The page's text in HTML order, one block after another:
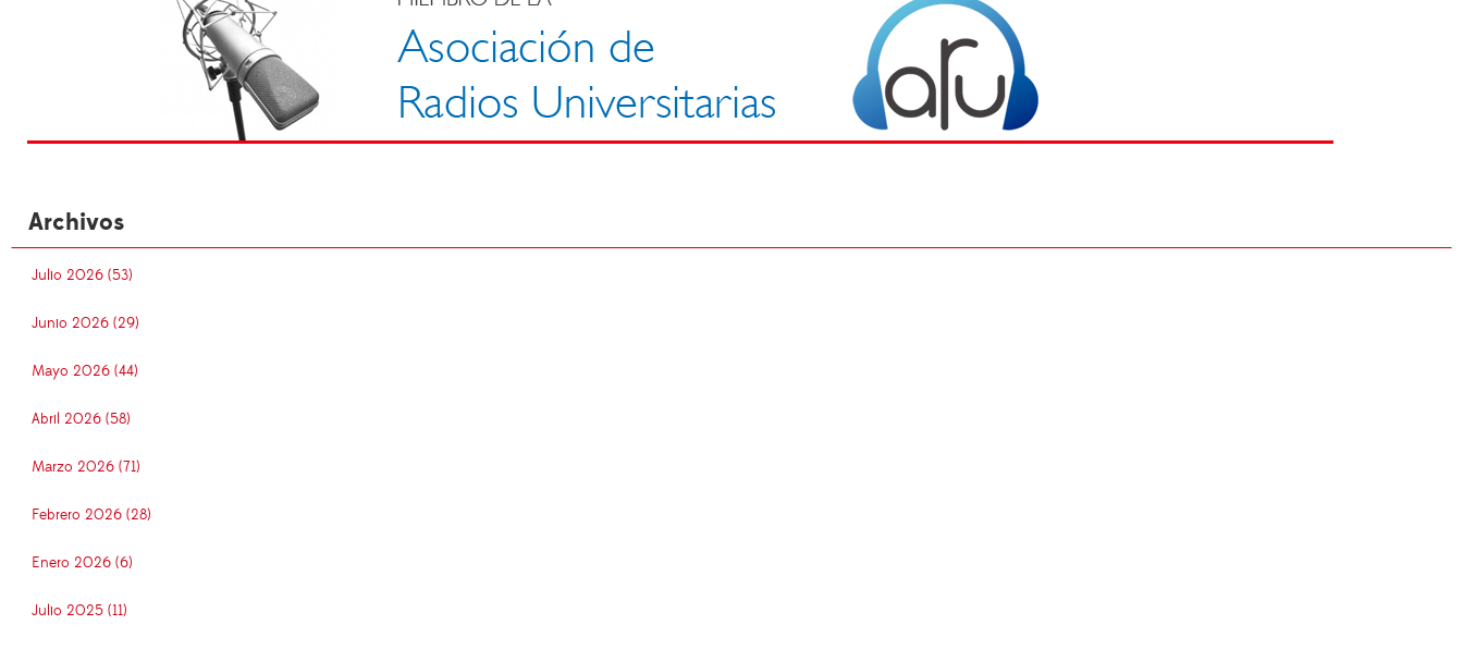
Archivos
Julio 2026 (53)
Junio 2026 (29)
Mayo 2026 (44)
Abril 2026 (58)
Marzo 2026 (71)
Febrero 2026 (28)
Enero 2026 (6)
Julio 2025 (11)